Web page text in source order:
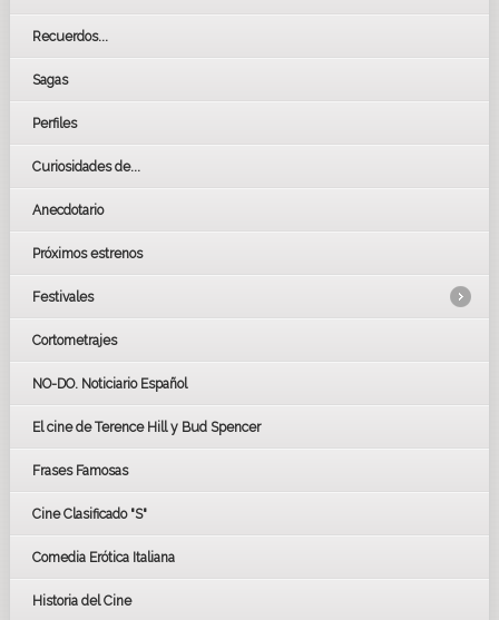
Recuerdos...
Sagas
Perfiles
Curiosidades de...
Anecdotario
Próximos estrenos
Festivales
LOS OSCARS
GOYAS
BAFTA
Cortometrajes
NO-DO. Noticiario Español
El cine de Terence Hill y Bud Spencer
Frases Famosas
Cine Clasificado "S"
Comedia Erótica Italiana
Historia del Cine